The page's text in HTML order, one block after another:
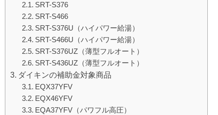
SRT-S376
SRT-S466
SRT-S376U（ハイパワー給湯）
SRT-S466U（ハイパワー給湯）
SRT-S376UZ（薄型フルオート）
SRT-S436UZ（薄型フルオート）
ダイキンの補助金対象商品
EQX37YFV
EQX46YFV
EQA37YFV（パワフル高圧）